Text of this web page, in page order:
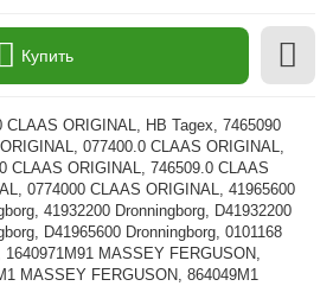
Купить
CLAAS ORIGINAL, HB Tagex, 7465090
077400.0 CLAAS ORIGINAL,
CLAAS ORIGINAL, 746509.0 CLAAS
0774000 CLAAS ORIGINAL, 41965600
41932200 Dronningborg, D41932200
D41965600 Dronningborg, 0101168
1640971M91 MASSEY FERGUSON,
MASSEY FERGUSON, 864049M1